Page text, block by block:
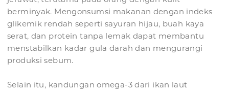
berminyak. Mengonsumsi makanan dengan indeks
glikemik rendah seperti sayuran hijau, buah kaya
serat, dan protein tanpa lemak dapat membantu
menstabilkan kadar gula darah dan mengurangi
produksi sebum.
Selain itu, kandungan omega-3 dari ikan laut